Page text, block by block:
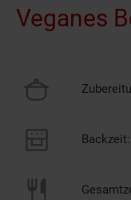
Veganes
Backzeit: